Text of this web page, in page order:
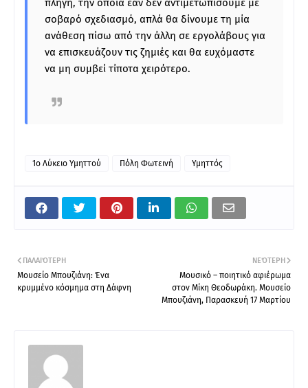
πληγή, την οποία εάν δεν αντιμετωπίσουμε με
σοβαρό σχεδιασμό, απλά θα δίνουμε τη μία
ανάθεση πίσω από την άλλη σε εργολάβους για
να επισκευάζουν τις ζημιές και θα ευχόμαστε
να μη συμβεί τίποτα χειρότερο.
1ο Λύκειο Υμηττού Πόλη Φωτεινή Υμηττός
ΝΕΌΤΕΡΗ
Μουσικό – ποιητικό αφιέρωμα
στον Μίκη Θεοδωράκη. Μουσείο
Μπουζιάνη, Παρασκευή 17 Μαρτίου
ΠΑΛΑΙΌΤΕΡΗ
Μουσείο Μπουζιάνη: Ένα
κρυμμένο κόσμημα στη Δάφνη